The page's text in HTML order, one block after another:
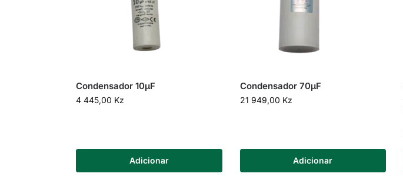
Condensador 10µF
4 445,00 Kz
Adicionar
Condensador 70µF
21 949,00 Kz
Adicionar